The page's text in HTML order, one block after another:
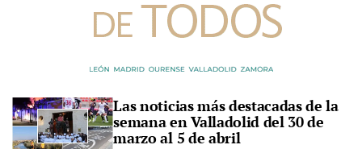
Las noticias más destacadas de la
semana en Valladolid del 30 de
marzo al 5 de abril